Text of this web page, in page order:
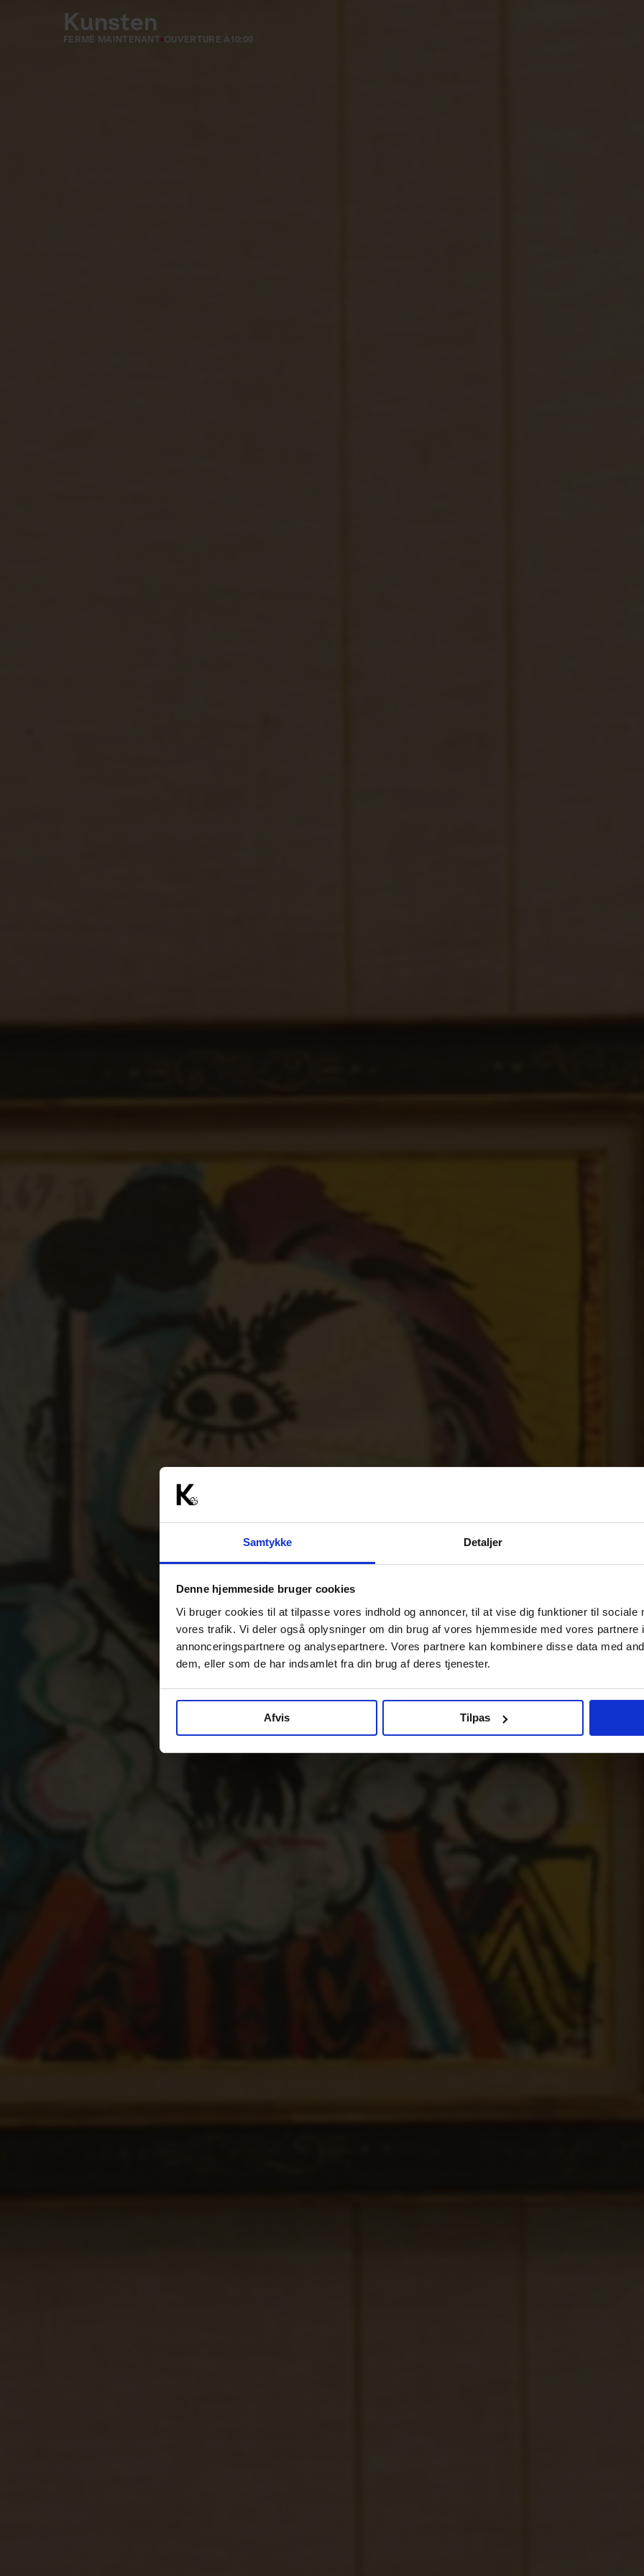
Samtykke Detaljer
Denne hjemmeside bruger cookies
Vi bruger cookies til at tilpasse vores indhold og annoncer, til at vise dig funktioner til sociale
vores trafik. Vi deler også oplysninger om din brug af vores hjemmeside med vores partnere
annonceringspartnere og analysepartnere. Vores partnere kan kombinere disse data med
dem, eller som de har indsamlet fra din brug af deres tjenester.
Afvis Tilpas
Kunsten
FERMÉ MAINTENANT OUVERTURE À 10:00